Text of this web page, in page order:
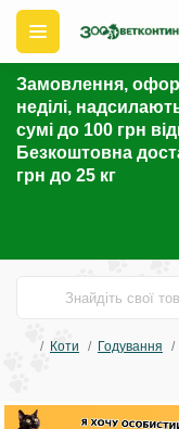
Замовлення,
неділі,
сумі до 100 грн
Безкоштовна
грн до 25 кг
Коти Годування